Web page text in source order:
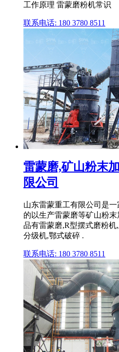
工作原理 雷蒙磨粉机常识
联系电话: 180 3780 8511
雷蒙磨,矿山粉末
限公司
山东雷蒙重工有限公司是
的以生产雷蒙磨等矿山粉
品有雷蒙磨,R型摆式磨粉
分级机,鄂式破碎 .
联系电话: 180 3780 8511